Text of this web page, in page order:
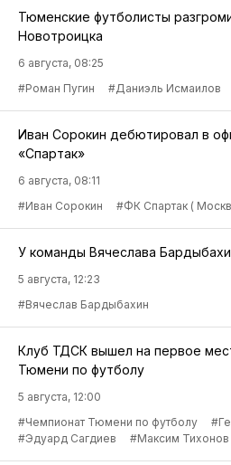
Тюменские футболисты
Новотроицка
6 августа, 08:25
#Роман Пугин
#Даниэль Исмаилов
Иван Сорокин дебютировал в
«Спартак»
6 августа, 08:11
#Иван Сорокин
#ФК Спартак (
У команды Вячеслава
5 августа, 12:23
#Вячеслав Бардыбахин
Клуб ТДСК вышел на первое
Тюмени по футболу
5 августа, 12:00
#Чемпионат Тюмени по футболу
#Эдуард Сагдиев
#Максим Тихонов